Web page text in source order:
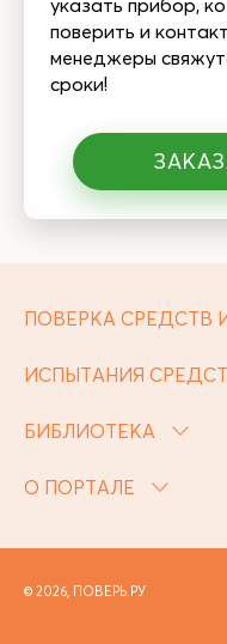
указать прибор,
поверить и
менеджеры
сроки!
ПОВЕРКА СРЕДСТВ
ИСПЫТАНИЯ
БИБЛИОТЕКА
О ПОРТАЛЕ
© 2026, ПОВЕРЬ.РУ